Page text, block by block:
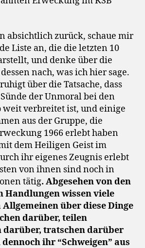
absichtlich zurück, schaue mir
Liste an, die die letzten 10
und denke über die
nach, was ich hier sage.
über die Tatsache, dass
der Unmoral bei den
verbreitet ist, und einige
aus der Gruppe, die
1966 erlebt haben
dem Heiligen Geist im
ihr eigenes Zeugnis erlebt
von ihnen sind noch in
tätig. Abgesehen von den
Handlungen wissen viele
über diese Dinge
darüber, teilen
tratschen darüber
ihr “Schweigen” aus